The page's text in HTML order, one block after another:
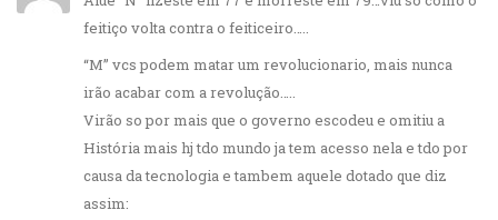
feitiço volta contra o feiticeiro…..
“M” vcs podem matar um revolucionario, mais nunca
irão acabar com a revolução…..
Virão so por mais que o governo escodeu e omitiu a
História mais hj tdo mundo ja tem acesso nela e tdo por
causa da tecnologia e tambem aquele dotado que diz
assim: